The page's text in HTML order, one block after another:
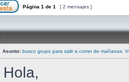
Página 1 de 1 [ 2 mensajes ]
Asunto: busco grupo para salir a correr de mañanas.
Hola,